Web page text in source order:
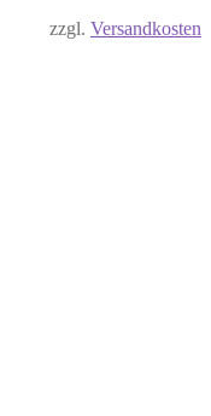
zzgl. Versandkosten